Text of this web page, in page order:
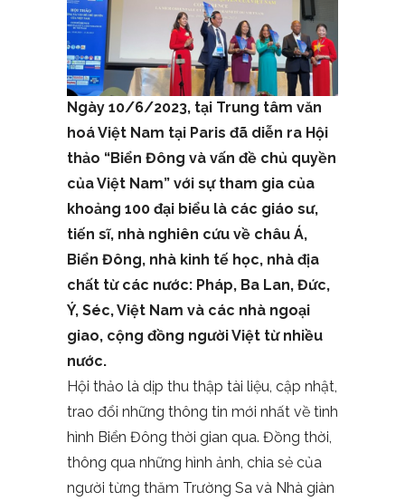
Ngày 10/6/2023, tại Trung tâm văn
hoá Việt Nam tại Paris đã diễn ra Hội
thảo “Biển Đông và vấn đề chủ quyền
của Việt Nam” với sự tham gia của
khoảng 100 đại biểu là các giáo sư,
tiến sĩ, nhà nghiên cứu về châu Á,
Biển Đông, nhà kinh tế học, nhà địa
chất từ các nước: Pháp, Ba Lan, Đức,
Ý, Séc, Việt Nam và các nhà ngoại
giao, cộng đồng người Việt từ nhiều
nước.
Hội thảo là dịp thu thập tài liệu, cập nhật,
trao đổi những thông tin mới nhất về tình
hình Biển Đông thời gian qua. Đồng thời,
thông qua những hình ảnh, chia sẻ của
người từng thăm Trường Sa và Nhà giàn